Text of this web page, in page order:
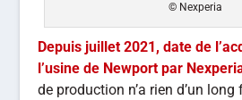
© Nexperia
Depuis juillet 2021, date de
l’usine de Newport par
de production n’a rien d’un